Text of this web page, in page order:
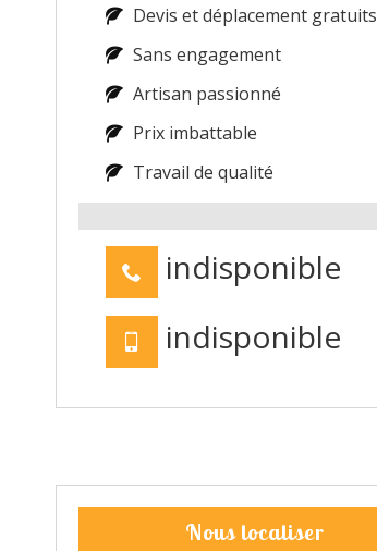
Devis et déplacement gratuits
Sans engagement
Artisan passionné
Prix imbattable
Travail de qualité
indisponible
indisponible
Nous localiser